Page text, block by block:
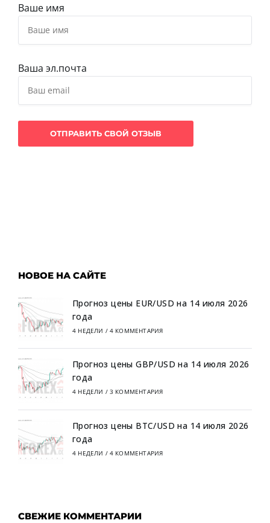
Ваше имя
Ваша эл.почта
НОВОЕ НА САЙТЕ
Прогноз цены EUR/USD на 14 июля 2026
года
4 НЕДЕЛИ / 4 КОММЕНТАРИЯ
Прогноз цены GBP/USD на 14 июля 2026
года
4 НЕДЕЛИ / 3 КОММЕНТАРИЯ
Прогноз цены BTC/USD на 14 июля 2026
года
4 НЕДЕЛИ / 4 КОММЕНТАРИЯ
СВЕЖИЕ КОММЕНТАРИИ